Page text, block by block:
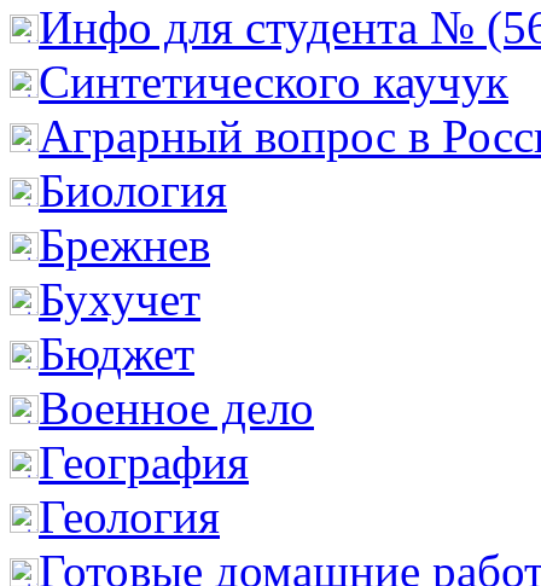
Инфо для студента №
Cинтетического каучук
Аграрный вопрос в
Биология
Брежнев
Бухучет
Бюджет
Военное дело
География
Геология
Готовые домашние